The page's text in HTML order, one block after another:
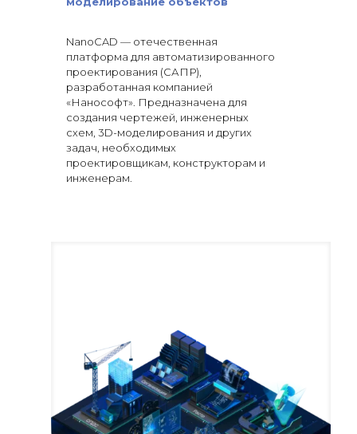
NanoCAD — отечественная
платформа для автоматизированного
проектирования (САПР),
разработанная компанией
«Нанософт». Предназначена для
создания чертежей, инженерных
схем, 3D-моделирования и других
задач, необходимых
проектировщикам, конструкторам и
инженерам.